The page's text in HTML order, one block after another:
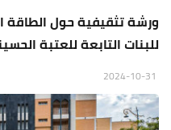
ورشة تثقيفية حول الطاقة
للبنات التابعة للعتبة